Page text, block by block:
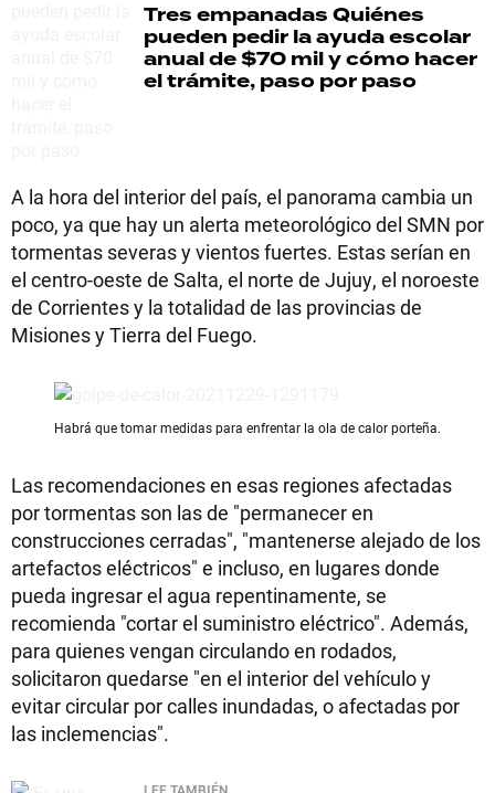
Tres empanadas Quiénes
pueden pedir la ayuda escolar
anual de $70 mil y cómo hacer
el trámite, paso por paso
A la hora del interior del país, el panorama cambia un
poco, ya que hay un alerta meteorológico del SMN por
tormentas severas y vientos fuertes. Estas serían en
el centro-oeste de Salta, el norte de Jujuy, el noroeste
de Corrientes y la totalidad de las provincias de
Misiones y Tierra del Fuego.
Habrá que tomar medidas para enfrentar la ola de calor porteña.
Las recomendaciones en esas regiones afectadas
por tormentas son las de "permanecer en
construcciones cerradas", "mantenerse alejado de los
artefactos eléctricos" e incluso, en lugares donde
pueda ingresar el agua repentinamente, se
recomienda "cortar el suministro eléctrico". Además,
para quienes vengan circulando en rodados,
solicitaron quedarse "en el interior del vehículo y
evitar circular por calles inundadas, o afectadas por
las inclemencias".